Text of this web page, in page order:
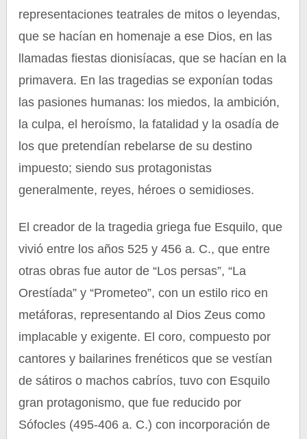
representaciones teatrales de mitos o leyendas,
que se hacían en homenaje a ese Dios, en las
llamadas fiestas dionisíacas, que se hacían en la
primavera. En las tragedias se exponían todas
las pasiones humanas: los miedos, la ambición,
la culpa, el heroísmo, la fatalidad y la osadía de
los que pretendían rebelarse de su destino
impuesto; siendo sus protagonistas
generalmente, reyes, héroes o semidioses.
El creador de la tragedia griega fue Esquilo, que
vivió entre los años 525 y 456 a. C., que entre
otras obras fue autor de “Los persas”, “La
Orestíada” y “Prometeo”, con un estilo rico en
metáforas, representando al Dios Zeus como
implacable y exigente. El coro, compuesto por
cantores y bailarines frenéticos que se vestían
de sátiros o machos cabríos, tuvo con Esquilo
gran protagonismo, que fue reducido por
Sófocles (495-406 a. C.) con incorporación de